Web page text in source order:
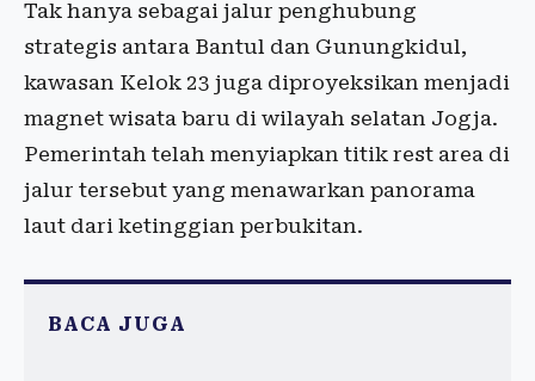
Tak hanya sebagai jalur penghubung
strategis antara Bantul dan Gunungkidul,
kawasan Kelok 23 juga diproyeksikan menjadi
magnet wisata baru di wilayah selatan Jogja.
Pemerintah telah menyiapkan titik rest area di
jalur tersebut yang menawarkan panorama
laut dari ketinggian perbukitan.
BACA JUGA